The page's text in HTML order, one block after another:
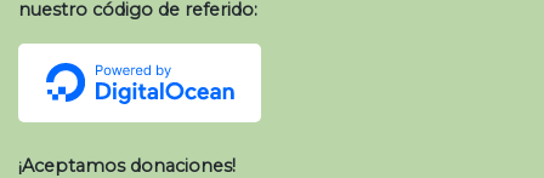
nuestro código de referido:
¡Aceptamos donaciones!